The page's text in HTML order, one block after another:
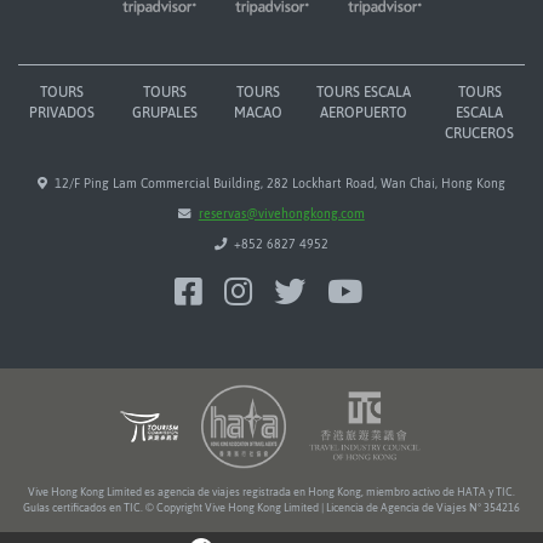
TOURS
PRIVADOS
TOURS
GRUPALES
TOURS
MACAO
TOURS ESCALA
AEROPUERTO
TOURS
ESCALA
CRUCEROS
12/F Ping Lam Commercial Building, 282 Lockhart Road, Wan Chai, Hong Kong
reservas@vivehongkong.com
+852 6827 4952
Vive Hong Kong Limited es agencia de viajes registrada en Hong Kong, miembro activo de HATA y TIC.
Guías certificados en TIC. © Copyright Vive Hong Kong Limited | Licencia de Agencia de Viajes Nº 354216